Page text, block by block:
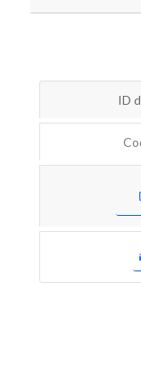
ID